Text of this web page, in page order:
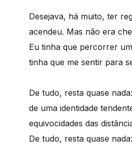
Desejava, há muito, ter
acendeu. Mas não era
Eu tinha que percorrer
tinha que me sentir para
De tudo, resta quase
de uma identidade
equivocidades das
De tudo, resta quase